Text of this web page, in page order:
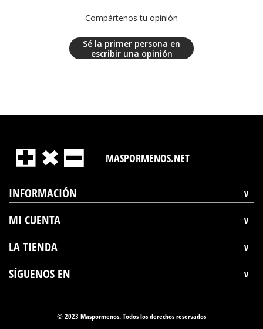
Compártenos tu opinión
Sé la primer persona en
escribir una opinión
MASPORMENOS.NET
INFORMACIÓN
MI CUENTA
LA TIENDA
SÍGUENOS EN
© 2023 Maspormenos. Todos los derechos reservados